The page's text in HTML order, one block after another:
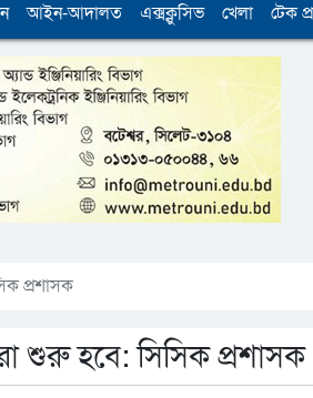
আইন-আদালত এক্সক্লুসিভ খেলা টেক
প্রশাসক
শুরু হবে: সিসিক প্রশাসক